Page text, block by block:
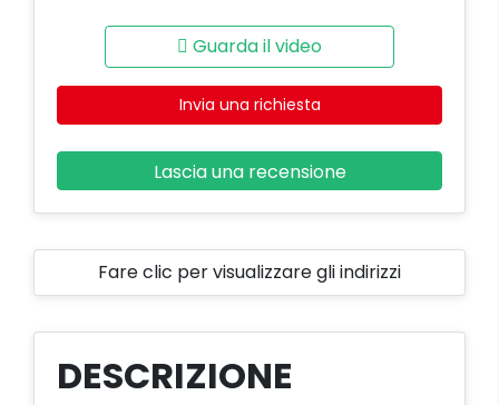
Guarda il video
Invia una richiesta
Lascia una recensione
Fare clic per visualizzare gli indirizzi
DESCRIZIONE